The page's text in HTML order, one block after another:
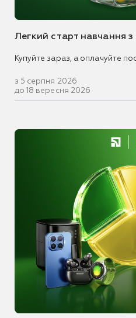
Легкий старт навчання
Купуйте зараз, а оплачуйте
з 5 серпня 2026
до 18 вересня 2026